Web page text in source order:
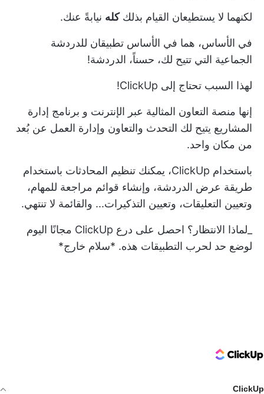
لكنهما لا يستطيعان القيام بذلككله نيابةً عنك.
في الأساس، هما في الأساس تطبيقان للدردشة
الجماعية التي تتيح لك، حسناً، الدردشة!
لهذا السبب تحتاج إلى ClickUp!
إنها منصة التعاون المثالية عبر الإنترنت و برنامج إدارة
المشاريع يتيح لك التحدث والتعاون وإدارة العمل عن بُعد
من مكان واحد.
باستخدام ClickUp، يمكنك تنظيم المحادثات باستخدام
طريقة عرض الدردشة، وإنشاء قوائم مراجعة للمهام،
وتعيين التعليقات، وتعيين التذكيرات... والقائمة لا تنتهي.
_لماذا الانتظار؟ احصل على درع ClickUp مجانًا اليوم
لوضع حد لحرب التطبيقات هذه. *سلام خارج*
ClickUp Logo
ClickUp